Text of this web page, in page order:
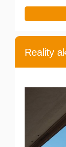
Reality